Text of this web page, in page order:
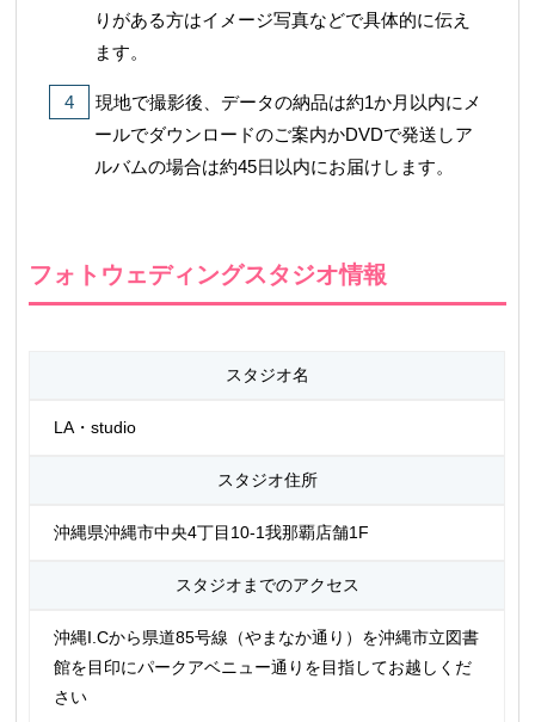
りがある方はイメージ写真などで具体的に伝え
ます。
現地で撮影後、データの納品は約1か月以内にメ
ールでダウンロードのご案内かDVDで発送しア
ルバムの場合は約45日以内にお届けします。
フォトウェディングスタジオ情報
スタジオ名
LA・studio
スタジオ住所
沖縄県沖縄市中央4丁目10-1我那覇店舗1F
スタジオまでのアクセス
沖縄I.Cから県道85号線（やまなか通り）を沖縄市立図書
館を目印にパークアベニュー通りを目指してお越しくだ
さい